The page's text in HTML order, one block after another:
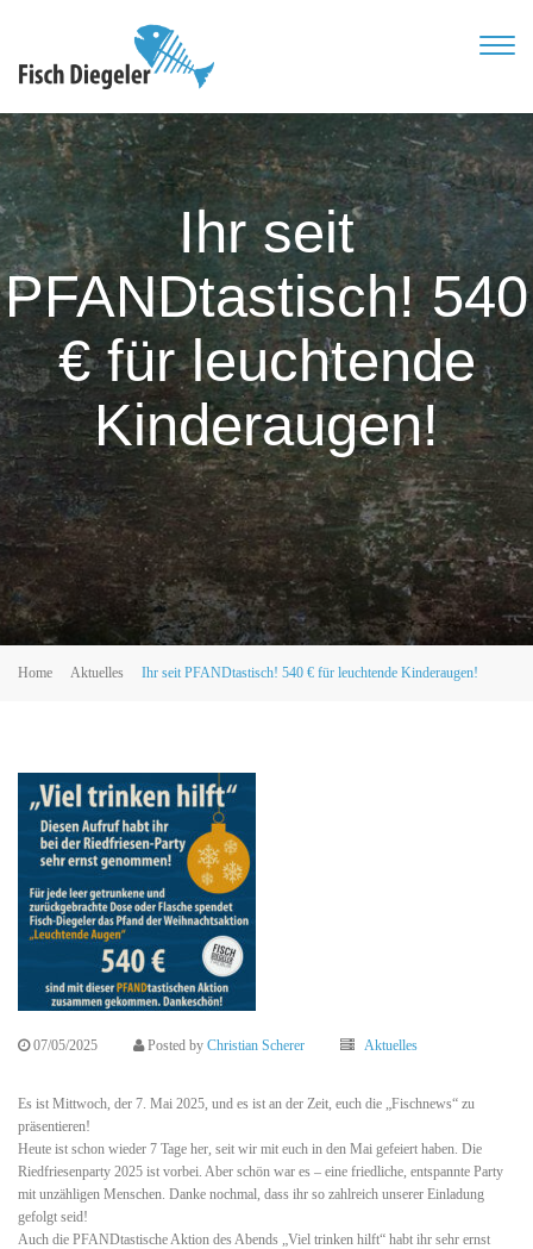
Ihr seit
PFANDtastisch! 540
€ für leuchtende
Kinderaugen!
Home Aktuelles Ihr seit PFANDtastisch! 540 € für leuchtende Kinderaugen!
07/05/2025 Posted by Christian Scherer Aktuelles
Es ist Mittwoch, der 7. Mai 2025, und es ist an der Zeit, euch die „Fischnews“ zu
präsentieren!
Heute ist schon wieder 7 Tage her, seit wir mit euch in den Mai gefeiert haben. Die
Riedfriesenparty 2025 ist vorbei. Aber schön war es – eine friedliche, entspannte Party
mit unzähligen Menschen. Danke nochmal, dass ihr so zahlreich unserer Einladung
gefolgt seid!
Auch die PFANDtastische Aktion des Abends „Viel trinken hilft“ habt ihr sehr ernst